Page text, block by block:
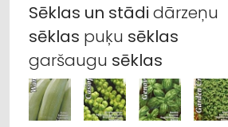
Sēklas un stādi dārzeņu
sēklas puķu sēklas
garšaugu sēklas